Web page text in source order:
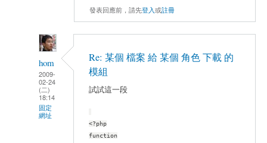
發表回應前，請先登入或註冊
hom
2009-
02-24
(二)
18:14
固定
網址
Re: 某個 檔案 給 某個 角色 下載 的
模組
試試這一段
<?php
function